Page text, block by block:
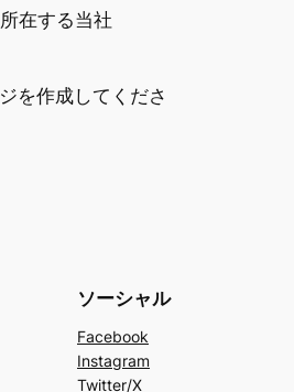
在する当社
を作成してくださ
ソーシャル
Facebook
Instagram
Twitter/X